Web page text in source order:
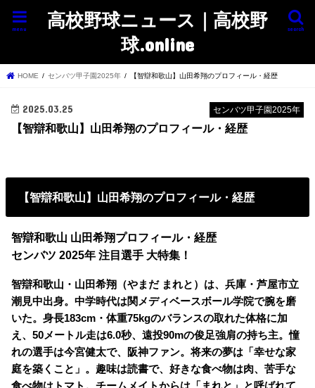
高校野球ニュース｜高校野
球.online
search
menu
HOME センバツ甲子園2025年 【智辯和歌山】山田希翔のプロフィール・経歴
センバツ甲子園2025年
2025.03.25
【智辯和歌山】山田希翔のプロフィール・経歴
【智辯和歌山】山田希翔のプロフィール・経歴
智辯和歌山 山田希翔プロフィール・経歴
センバツ 2025年 注目選手 大特集！
智辯和歌山・山田希翔（やまだ まれと）は、兵庫・芦屋市立
潮見中出身。中学時代は関メディベースボール学院で腕を磨
いた。身長183cm・体重75kgのバランスの取れた体格に加
え、50メートル走は6.0秒、遠投90mの俊足強肩の持ち主。憧
れの選手は今宮健太で、阪神ファン。将来の夢は「幸せな家
庭を築くこと」。趣味は読書で、好きな食べ物は肉、苦手な